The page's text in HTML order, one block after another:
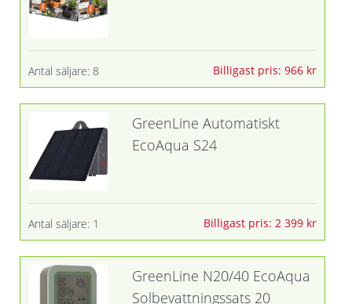
Antal säljare: 8 Billigast pris: 966 kr
GreenLine Automatiskt
EcoAqua S24
Antal säljare: 1 Billigast pris: 2 399 kr
GreenLine N20/40 EcoAqua
Solbevattningssats 20